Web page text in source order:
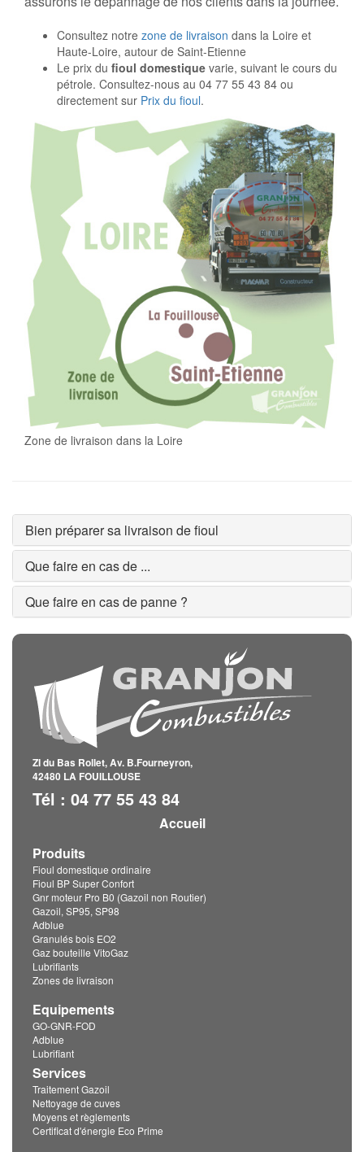
Consultez notre zone de livraison dans la Loire et
Haute-Loire, autour de Saint-Etienne
Le prix du fioul domestique varie, suivant le cours du
pétrole. Consultez-nous au 04 77 55 43 84 ou
directement sur Prix du fioul.
Zone de livraison dans la Loire
Bien préparer sa livraison de fioul
Que faire en cas de ...
Que faire en cas de panne ?
ZI du Bas Rollet, Av. B.Fourneyron,
42480 LA FOUILLOUSE
Tél : 04 77 55 43 84
Accueil
Produits
Fioul domestique ordinaire
Fioul BP Super Confort
Gnr moteur Pro B0 (Gazoil non Routier)
Gazoil, SP95, SP98
Adblue
Granulés bois EO2
Gaz bouteille VitoGaz
Lubrifiants
Zones de livraison
Equipements
GO-GNR-FOD
Adblue
Lubrifiant
Services
Traitement Gazoil
Nettoyage de cuves
Moyens et règlements
Certificat d'énergie Eco Prime